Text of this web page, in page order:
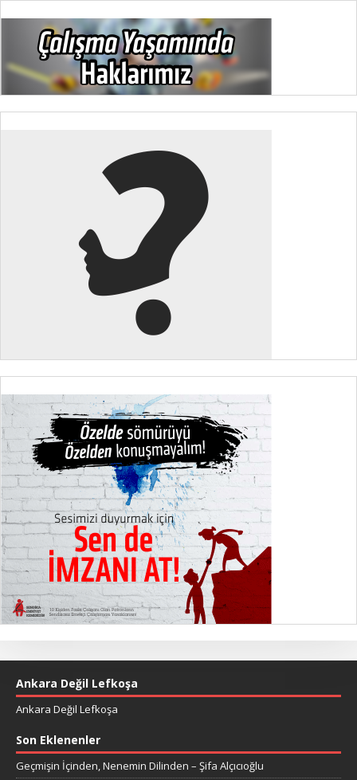
Ankara Değil Lefkoşa
Ankara Değil Lefkoşa
Son Eklenenler
Geçmişin İçinden, Nenemin Dilinden – Şifa Alçıcıoğlu